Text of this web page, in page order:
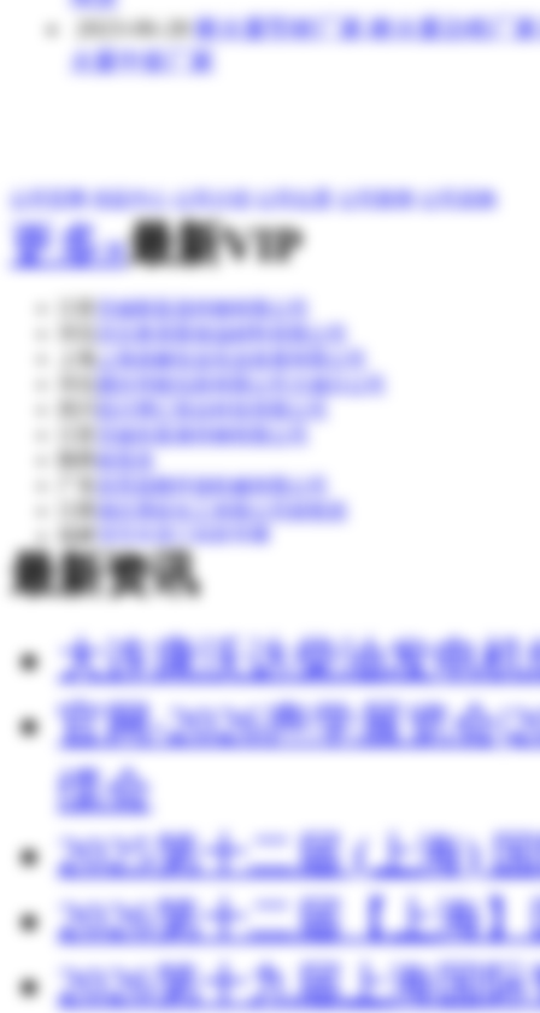
2023-06-28
耐火窗型材厂家,耐火窗边框厂
火窗中挺厂家
供应中心 公司介绍 公司位置 公司新闻 公司采购
更多»最新VIP
无锡新富昌特钢有限公司
河北奥美斯保温材料有限公司
东莞昌晓环保机械有限公司
清流县嵩口福新苗圃
湖北湖北博蓝化工有限公司
最新资讯
大连康沃达柴油发电机
官网-2026声学展览会
缆会
2025第十二届 (上海)
2026第十二届【上海
2026第十九届上海国